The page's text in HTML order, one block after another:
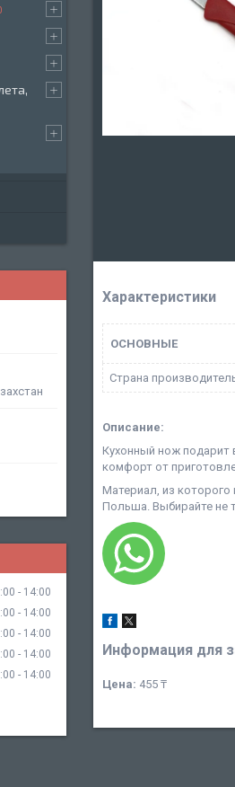
Характеристики
ОСНОВНЫЕ
Страна
Описание:
Кухонный нож подарит
комфорт от
Материал, из
Польша. Выбирайте не
Информация для
Цена: 455 ₸
14:00
14:00
14:00
14:00
14:00